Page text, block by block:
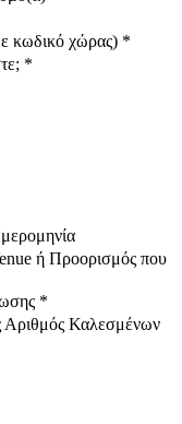
κωδικό χώρας) *
*
ή Προορισμός που
*
Αριθμός Καλεσμένων